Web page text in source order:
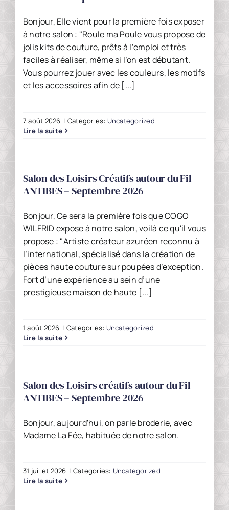
Bonjour, Elle vient pour la première fois exposer
à notre salon : "Roule ma Poule vous propose de
jolis kits de couture, prêts à l’emploi et très
faciles à réaliser, même si l’on est débutant.
Vous pourrez jouer avec les couleurs, les motifs
et les accessoires afin de [...]
7 août 2026 | Categories: Uncategorized
Lire la suite
Salon des Loisirs Créatifs autour du Fil –
ANTIBES – Septembre 2026
Bonjour, Ce sera la première fois que COGO
WILFRID expose à notre salon, voilà ce qu'il vous
propose : "Artiste créateur azuréen reconnu à
l’international, spécialisé dans la création de
pièces haute couture sur poupées d’exception.
Fort d’une expérience au sein d’une
prestigieuse maison de haute [...]
1 août 2026 | Categories: Uncategorized
Lire la suite
Salon des Loisirs créatifs autour du Fil –
ANTIBES – Septembre 2026
Bonjour, aujourd'hui, on parle broderie, avec
Madame La Fée, habituée de notre salon.
31 juillet 2026 | Categories: Uncategorized
Lire la suite